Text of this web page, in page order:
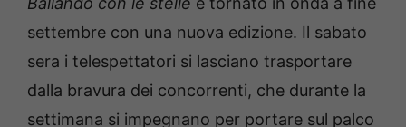
settembre con una nuova edizione. Il sabato
sera i telespettatori si lasciano trasportare
dalla bravura dei concorrenti, che durante la
settimana si impegnano per portare sul palco